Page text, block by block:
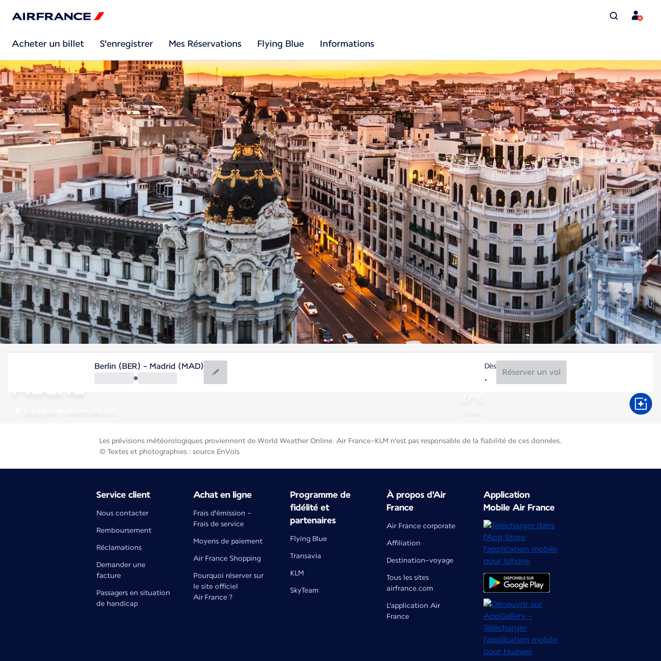
Acheter un billet S'enregistrer Mes Réservations Flying Blue Informations
Madrid
Berlin (BER) - Madrid (MAD) Dès
Réserver un vol
Les prévisions météorologiques proviennent de World Weather Online. Air France-KLM n'est pas responsable de la fiabilité de ces données.
© Textes et photographies : source EnVols
Service client
Nous contacter
Remboursement
Réclamations
Demander une
facture
Passagers en situation
de handicap
Achat en ligne
Frais d'émission -
Frais de service
Moyens de paiement
Air France Shopping
Pourquoi réserver sur
le site officiel
Air France ?
Programme de
fidélité et
partenaires
Flying Blue
Transavia
KLM
SkyTeam
À propos d'Air
France
Air France corporate
Affiliation
Destination-voyage
Tous les sites
airfrance.com
L'application Air
France
Application
Mobile Air France